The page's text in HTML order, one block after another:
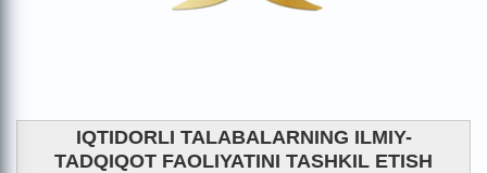
IQTIDORLI TALABALARNING ILMIY-
TADQIQOT FAOLIYATINI TASHKIL ETISH